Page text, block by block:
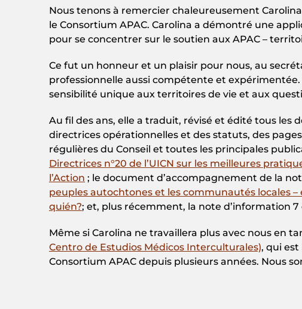
Nous tenons à remercier chaleureusement
le Consortium APAC. Carolina a démontré une
pour se concentrer sur le soutien aux APAC –
Ce fut un honneur et un plaisir pour nous, au
professionnelle aussi compétente et
sensibilité unique aux territoires de vie et aux
Au fil des ans, elle a traduit, révisé et édité tous les
directrices opérationnelles et des statuts, des
régulières du Conseil et toutes les principales
Directrices n°20 de l’UICN sur les meilleures
l’Action ; le document d’accompagnement de la
peuples autochtones et les communautés locales –
quién?; et, plus récemment, la note d’information
Même si Carolina ne travaillera plus avec nous en
Centro de Estudios Médicos Interculturales), qui
Consortium APAC depuis plusieurs années. Nous